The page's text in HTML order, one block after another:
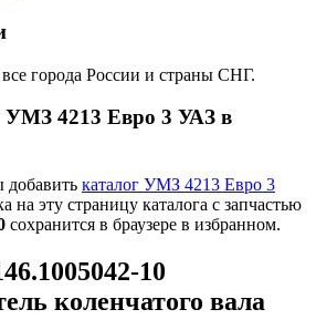
города России и страны СНГ.
УМЗ 4213 Евро 3 УАЗ в
каталог УМЗ 4213 Евро 3
на эту страницу каталога с запчастью
сохранится в браузере в избранном.
10
коленчатого вала